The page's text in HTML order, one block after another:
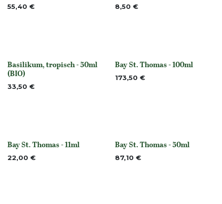
55,40 € 8,50 €
None
Basilikum, tropisch - 50ml
(BIO)
33,50 €
None
Bay St. Thomas - 100ml
173,50 €
None
Bay St. Thomas - 11ml
22,00 € None
Bay St. Thomas - 50ml
87,10 €